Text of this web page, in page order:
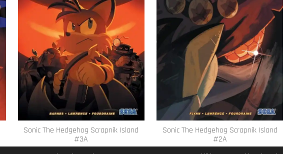
Sonic The Hedgehog Scrapnik Island
#3A
Sonic The Hedgehog Scrapnik Island
#2A